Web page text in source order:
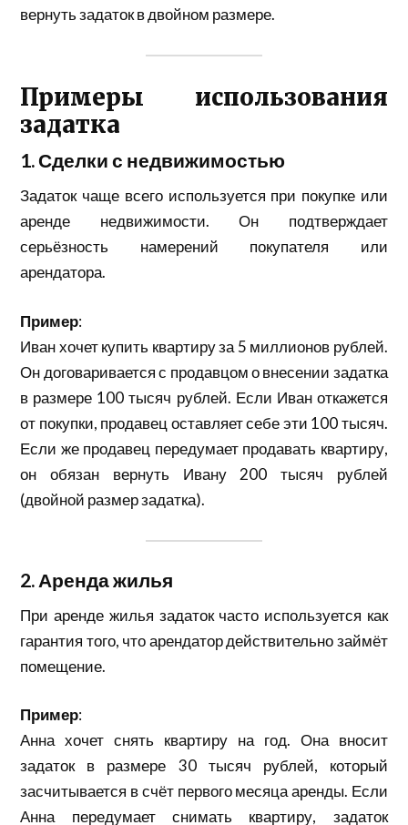
вернуть задаток в двойном размере.
Примеры использования
задатка
1. Сделки с недвижимостью
Задаток чаще всего используется при покупке или
аренде недвижимости. Он подтверждает
серьёзность намерений покупателя или
арендатора.
Пример:
Иван хочет купить квартиру за 5 миллионов рублей.
Он договаривается с продавцом о внесении задатка
в размере 100 тысяч рублей. Если Иван откажется
от покупки, продавец оставляет себе эти 100 тысяч.
Если же продавец передумает продавать квартиру,
он обязан вернуть Ивану 200 тысяч рублей
(двойной размер задатка).
2. Аренда жилья
При аренде жилья задаток часто используется как
гарантия того, что арендатор действительно займёт
помещение.
Пример:
Анна хочет снять квартиру на год. Она вносит
задаток в размере 30 тысяч рублей, который
засчитывается в счёт первого месяца аренды. Если
Анна передумает снимать квартиру, задаток